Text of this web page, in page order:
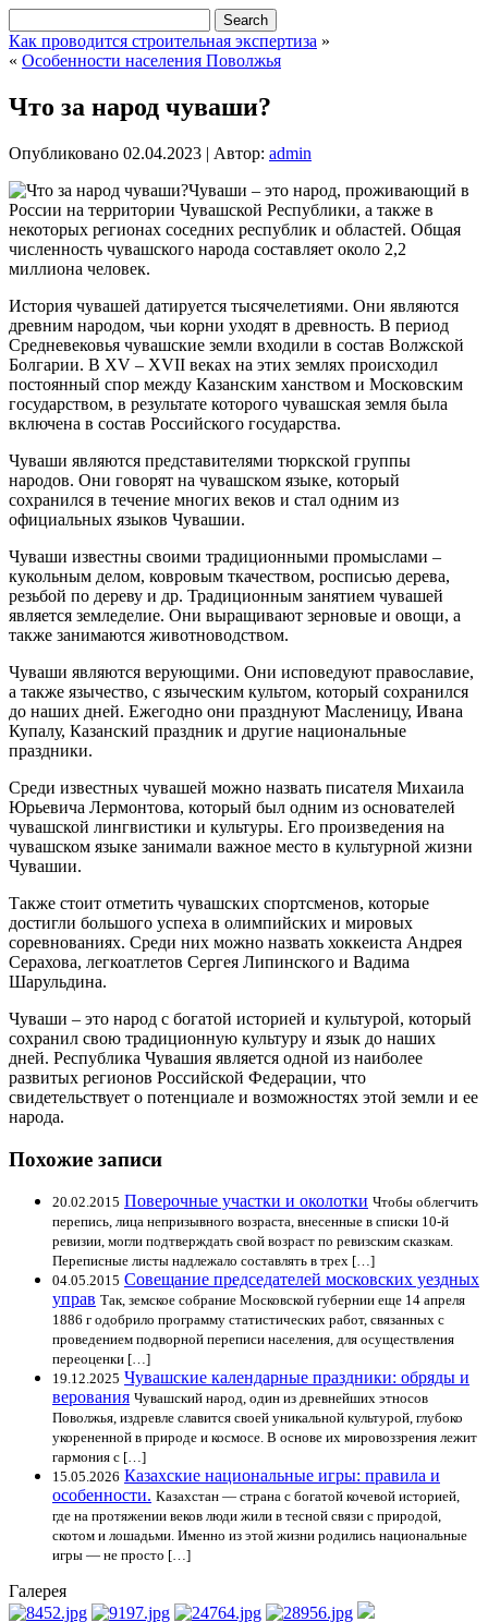
Как проводится строительная экспертиза »
« Особенности населения Поволжья
Что за народ чуваши?
Опубликовано 02.04.2023 | Автор: admin
Чуваши – это народ, проживающий в
России на территории Чувашской Республики, а также в
некоторых регионах соседних республик и областей. Общая
численность чувашского народа составляет около 2,2
миллиона человек.
История чувашей датируется тысячелетиями. Они являются
древним народом, чьи корни уходят в древность. В период
Средневековья чувашские земли входили в состав Волжской
Болгарии. В XV – XVII веках на этих землях происходил
постоянный спор между Казанским ханством и Московским
государством, в результате которого чувашская земля была
включена в состав Российского государства.
Чуваши являются представителями тюркской группы
народов. Они говорят на чувашском языке, который
сохранился в течение многих веков и стал одним из
официальных языков Чувашии.
Чуваши известны своими традиционными промыслами –
кукольным делом, ковровым ткачеством, росписью дерева,
резьбой по дереву и др. Традиционным занятием чувашей
является земледелие. Они выращивают зерновые и овощи, а
также занимаются животноводством.
Чуваши являются верующими. Они исповедуют православие,
а также язычество, с языческим культом, который сохранился
до наших дней. Ежегодно они празднуют Масленицу, Ивана
Купалу, Казанский праздник и другие национальные
праздники.
Среди известных чувашей можно назвать писателя Михаила
Юрьевича Лермонтова, который был одним из основателей
чувашской лингвистики и культуры. Его произведения на
чувашском языке занимали важное место в культурной жизни
Чувашии.
Также стоит отметить чувашских спортсменов, которые
достигли большого успеха в олимпийских и мировых
соревнованиях. Среди них можно назвать хоккеиста Андрея
Серахова, легкоатлетов Сергея Липинского и Вадима
Шарульдина.
Чуваши – это народ с богатой историей и культурой, который
сохранил свою традиционную культуру и язык до наших
дней. Республика Чувашия является одной из наиболее
развитых регионов Российской Федерации, что
свидетельствует о потенциале и возможностях этой земли и ее
народа.
Похожие записи
20.02.2015 Поверочные участки и околотки Чтобы облегчить
перепись, лица непризывного возраста, внесенные в списки 10-й
ревизии, могли подтверждать свой возраст по ревизским сказкам.
Переписные листы надлежало составлять в трех […]
04.05.2015 Совещание председателей московских уездных
управ Так, земское собрание Московской губернии еще 14 апреля
1886 г одобрило программу статистических работ, связанных с
проведением подворной переписи населения, для осуществления
переоценки […]
19.12.2025 Чувашские календарные праздники: обряды и
верования Чувашский народ, один из древнейших этносов
Поволжья, издревле славится своей уникальной культурой, глубоко
укорененной в природе и космосе. В основе их мировоззрения лежит
гармония с […]
15.05.2026 Казахские национальные игры: правила и
особенности. Казахстан — страна с богатой кочевой историей,
где на протяжении веков люди жили в тесной связи с природой,
скотом и лошадьми. Именно из этой жизни родились национальные
игры — не просто […]
Галерея